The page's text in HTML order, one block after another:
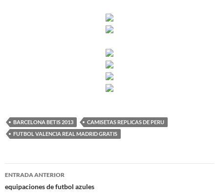
BARCELONA BETIS 2013
CAMISETAS REPLICAS DE PERU
FUTBOL VALENCIA REAL MADRID GRATIS
Navegación
de
ENTRADA ANTERIOR
equipaciones de futbol azules